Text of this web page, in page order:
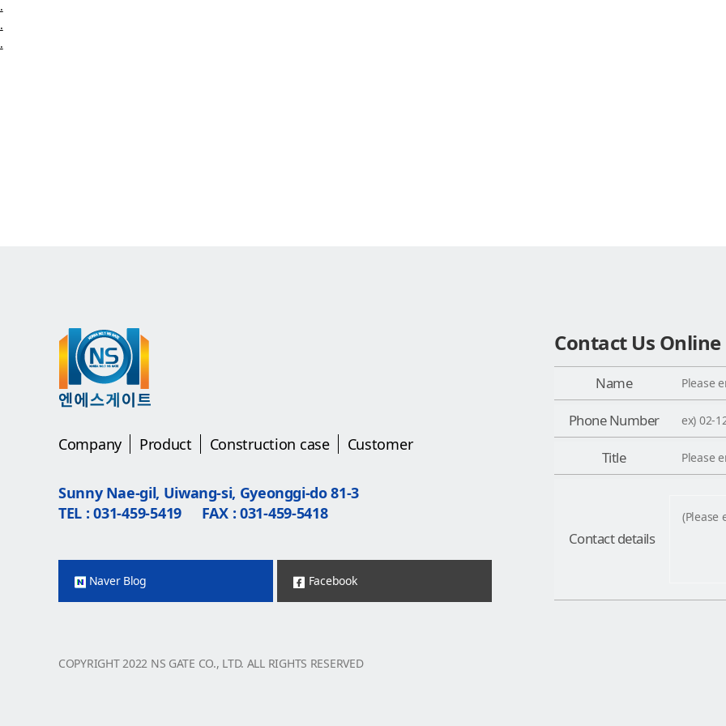
.
.
.
Company Product Construction case Customer
Sunny Nae-gil, Uiwang-si, Gyeonggi-do 81-3
TEL : 031-459-5419
FAX : 031-459-5418
Naver Blog Facebook
COPYRIGHT 2022 NS GATE CO., LTD. ALL RIGHTS RESERVED
Contact Us Online
Name
Phone Number
Title
Contact details